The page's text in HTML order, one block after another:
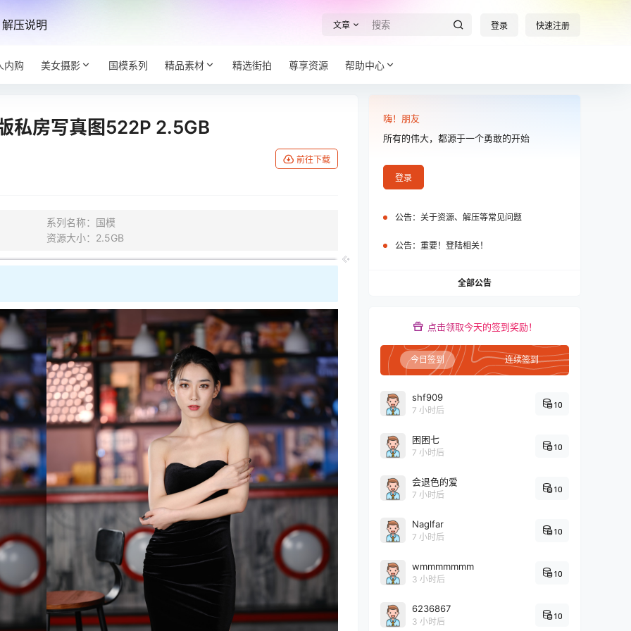
解压说明 文章 登录 快速注册
内购 美女摄影 国模系列 精品素材 精选街拍 尊享资源 帮助中心
私房写真图522P 2.5GB
前往下载
系列名称：国模
资源大小：2.5GB
嗨！朋友
所有的伟大，都源于一个勇敢的开始
登录
公告： 关于资源、解压等常见问题
公告： 重要！登陆相关！
全部公告
点击领取今天的签到奖励！
今日签到 连续签到
shf909
7 小时后
10
困困七
7 小时后
10
会退色的爱
7 小时后
10
Naglfar
7 小时后
10
wmmmmmmm
3 小时后
10
6236867
3 小时后
10